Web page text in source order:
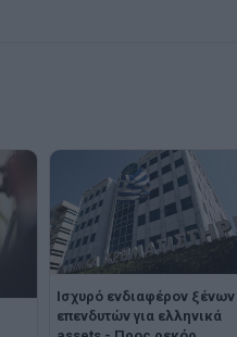
Ισχυρό ενδιαφέρον ξένων
επενδυτών για ελληνικά